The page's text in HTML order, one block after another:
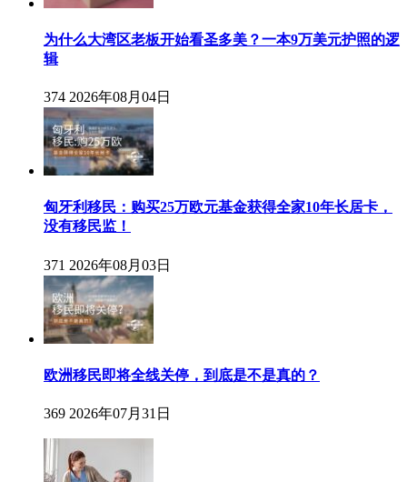
为什么大湾区老板开始看圣多美？一本9万美元护照的逻
辑
374 2026年08月04日
匈牙利移民：购买25万欧元基金获得全家10年长居卡，
没有移民监！
371 2026年08月03日
欧洲移民即将全线关停，到底是不是真的？
369 2026年07月31日